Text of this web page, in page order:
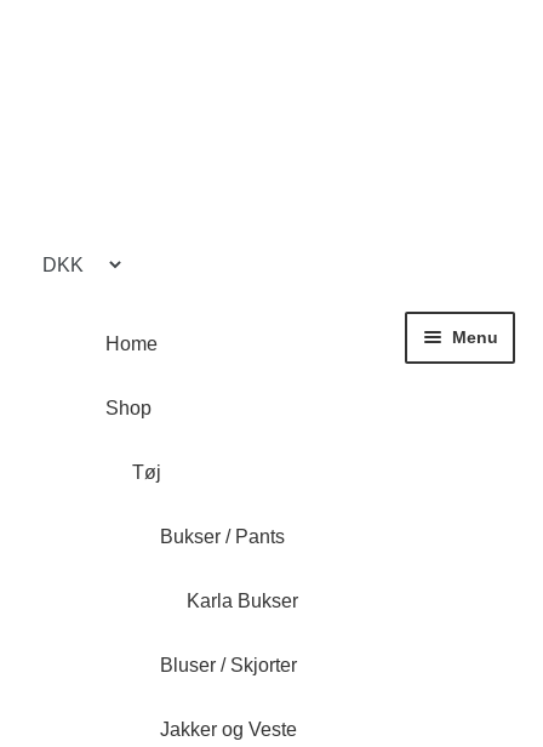
Menu
Home
Shop
Tøj
Bukser / Pants
Karla Bukser
Bluser / Skjorter
Jakker og Veste